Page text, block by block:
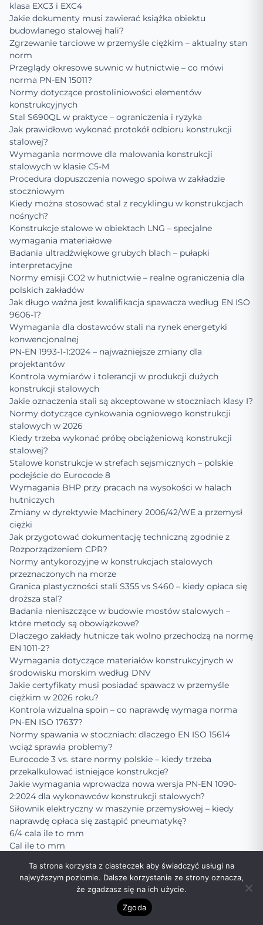
klasa EXC3 i EXC4
Jakie dokumenty musi zawierać książka obiektu
budowlanego stalowej hali?
Zgrzewanie tarciowe w przemyśle ciężkim – aktualny stan
norm
Przeglądy okresowe suwnic w hutnictwie – co mówi
norma PN-EN 15011?
Normy dotyczące prostoliniowości elementów
konstrukcyjnych
Stal S690QL w praktyce – ograniczenia i ryzyka
Jak prawidłowo wykonać protokół odbioru konstrukcji
stalowej?
Wymagania normowe dla malowania konstrukcji
stalowych w klasie C5-M
Procedura dopuszczenia nowego spoiwa w zakładzie
stoczniowym
Kiedy można stosować stal z recyklingu w konstrukcjach
nośnych?
Konstrukcje stalowe w obiektach LNG – specjalne
wymagania materiałowe
Badania ultradźwiękowe grubych blach – pułapki
interpretacyjne
Normy emisji CO2 w hutnictwie – realne ograniczenia dla
polskich zakładów
Jak długo ważna jest kwalifikacja spawacza według EN ISO
9606-1?
Wymagania dla dostawców stali na rynek energetyki
konwencjonalnej
PN-EN 1993-1-1:2024 – najważniejsze zmiany dla
projektantów
Kontrola wymiarów i tolerancji w produkcji dużych
konstrukcji stalowych
Jakie oznaczenia stali są akceptowane w stoczniach klasy I?
Normy dotyczące cynkowania ogniowego konstrukcji
stalowych w 2026
Kiedy trzeba wykonać próbę obciążeniową konstrukcji
stalowej?
Stalowe konstrukcje w strefach sejsmicznych – polskie
podejście do Eurocode 8
Wymagania BHP przy pracach na wysokości w halach
hutniczych
Zmiany w dyrektywie Machinery 2006/42/WE a przemysł
ciężki
Jak przygotować dokumentację techniczną zgodnie z
Rozporządzeniem CPR?
Normy antykorozyjne w konstrukcjach stalowych
przeznaczonych na morze
Granica plastyczności stali S355 vs S460 – kiedy opłaca się
droższa stal?
Badania nieniszczące w budowie mostów stalowych –
które metody są obowiązkowe?
Dlaczego zakłady hutnicze tak wolno przechodzą na normę
EN 1011-2?
Wymagania dotyczące materiałów konstrukcyjnych w
środowisku morskim według DNV
Jakie certyfikaty musi posiadać spawacz w przemyśle
ciężkim w 2026 roku?
Kontrola wizualna spoin – co naprawdę wymaga norma
PN-EN ISO 17637?
Normy spawania w stoczniach: dlaczego EN ISO 15614
wciąż sprawia problemy?
Eurocode 3 vs. stare normy polskie – kiedy trzeba
przekalkulować istniejące konstrukcje?
Jakie wymagania wprowadza nowa wersja PN-EN 1090-
2:2024 dla wykonawców konstrukcji stalowych?
Siłownik elektryczny w maszynie przemysłowej – kiedy
naprawdę opłaca się zastąpić pneumatykę?
6/4 cala ile to mm
Cal ile to mm
1 1/2 cala ile to mm
5/8 cala ile to mm
Ta strona korzysta z ciasteczek aby świadczyć usługi na
najwyższym poziomie. Dalsze korzystanie ze strony oznacza,
że zgadzasz się na ich użycie.
Zgoda